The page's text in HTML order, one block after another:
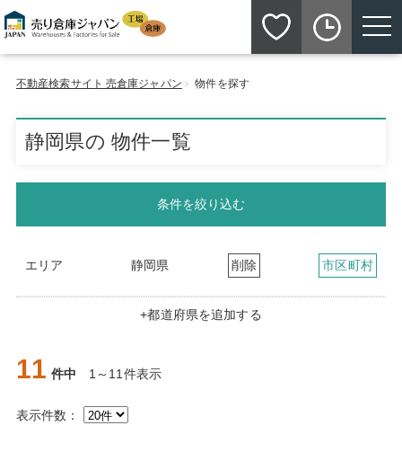
toggle
不動産検索サイト 売倉庫ジャパン 物件を探す
静岡県の 物件一覧
条件を絞り込む
エリア 静岡県 削除 市区町村
+都道府県を追加する
11 件中 1～11件表示
表示件数：